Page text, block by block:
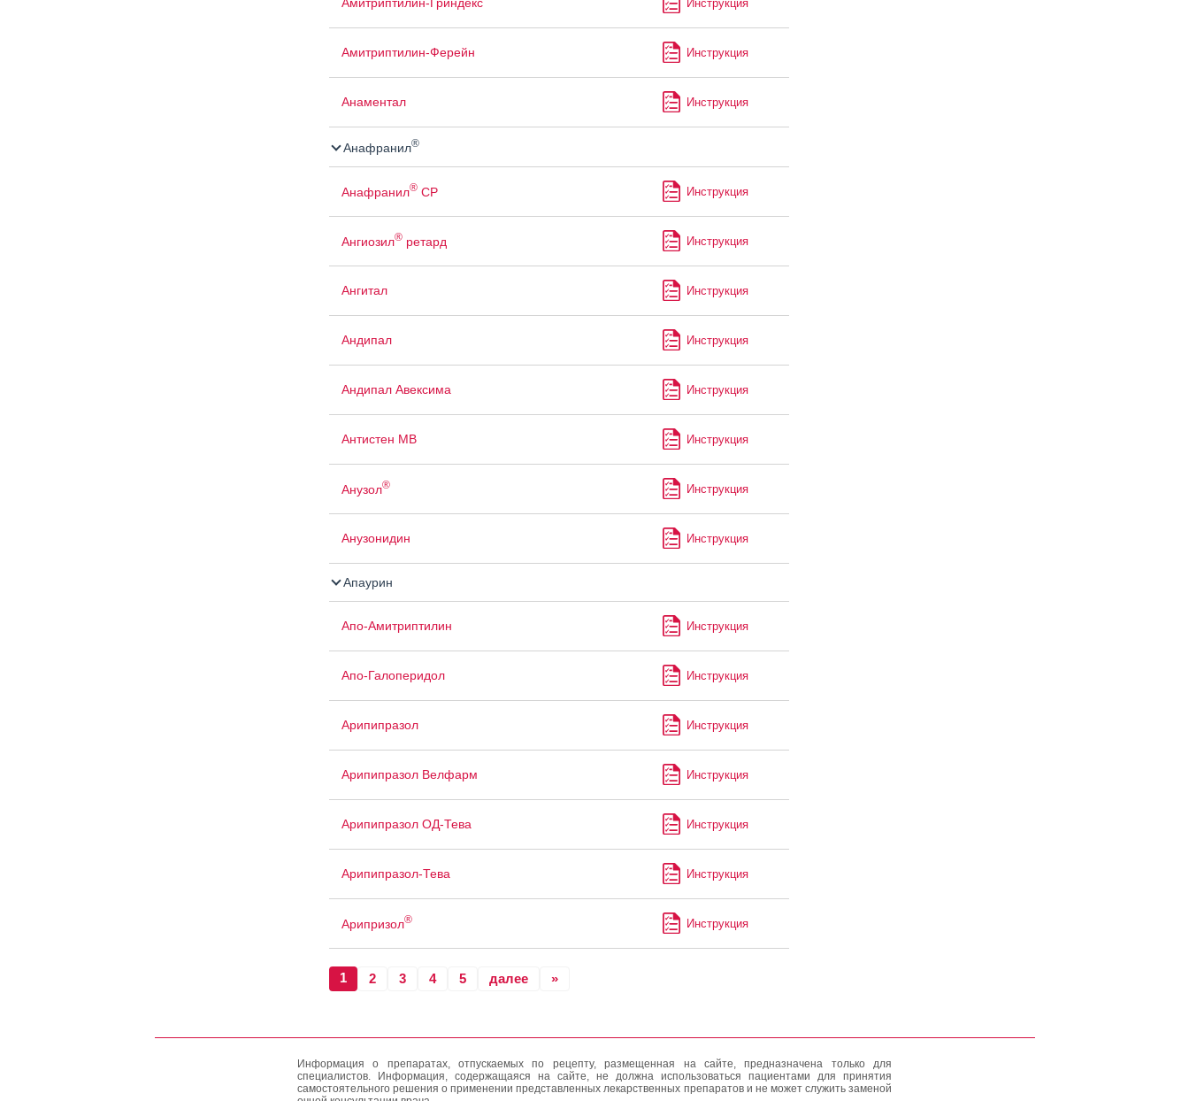
Амитриптилин-Гриндекс Инструкция
Амитриптилин-Ферейн Инструкция
Анаментал Инструкция
Анафранил®
Анафранил®СР Инструкция
Ангиозил®ретард Инструкция
Ангитал Инструкция
Андипал Инструкция
Андипал Авексима Инструкция
Антистен МВ Инструкция
Анузол® Инструкция
Анузонидин Инструкция
Апаурин
Апо-Амитриптилин Инструкция
Апо-Галоперидол Инструкция
Арипипразол Инструкция
Арипипразол Велфарм Инструкция
Арипипразол ОД-Тева Инструкция
Арипипразол-Тева Инструкция
Арипризол® Инструкция
1 2 3 4 5 далее »
Информация о препаратах, отпускаемых по рецепту, размещенная на сайте, предназначена только для
специалистов. Информация, содержащаяся на сайте, не должна использоваться пациентами для принятия
самостоятельного решения о применении представленных лекарственных препаратов и не может служить заменой